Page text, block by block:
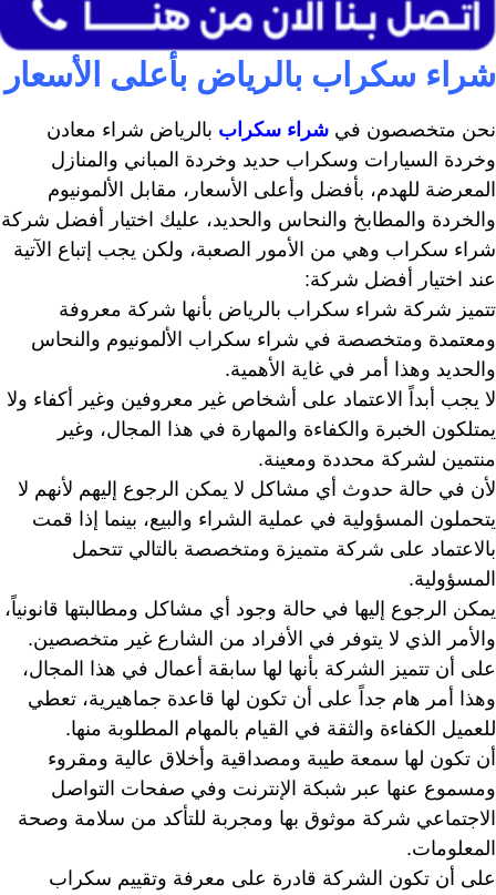
شراء سكراب بالرياض بأعلى الأسعار
نحن متخصصون في شراء سكراب بالرياض شراء معادن
وخردة السيارات وسكراب حديد وخردة المباني والمنازل
المعرضة للهدم، بأفضل وأعلى الأسعار، مقابل الألمونيوم
والخردة والمطابخ والنحاس والحديد، عليك اختيار أفضل شركة
شراء سكراب وهي من الأمور الصعبة، ولكن يجب إتباع الآتية
عند اختيار أفضل شركة:
تتميز شركة شراء سكراب بالرياض بأنها شركة معروفة
ومعتمدة ومتخصصة في شراء سكراب الألمونيوم والنحاس
والحديد وهذا أمر في غاية الأهمية.
لا يجب أبداً الاعتماد على أشخاص غير معروفين وغير أكفاء ولا
يمتلكون الخبرة والكفاءة والمهارة في هذا المجال، وغير
منتمين لشركة محددة ومعينة.
لأن في حالة حدوث أي مشاكل لا يمكن الرجوع إليهم لأنهم لا
يتحملون المسؤولية في عملية الشراء والبيع، بينما إذا قمت
بالاعتماد على شركة متميزة ومتخصصة بالتالي تتحمل
المسؤولية.
يمكن الرجوع إليها في حالة وجود أي مشاكل ومطالبتها قانونياً،
والأمر الذي لا يتوفر في الأفراد من الشارع غير متخصصين.
على أن تتميز الشركة بأنها لها سابقة أعمال في هذا المجال،
وهذا أمر هام جداً على أن تكون لها قاعدة جماهيرية، تعطي
للعميل الكفاءة والثقة في القيام بالمهام المطلوبة منها.
أن تكون لها سمعة طيبة ومصداقية وأخلاق عالية ومقروء
ومسموع عنها عبر شبكة الإنترنت وفي صفحات التواصل
الاجتماعي شركة موثوق بها ومجربة للتأكد من سلامة وصحة
المعلومات.
على أن تكون الشركة قادرة على معرفة وتقييم سكراب